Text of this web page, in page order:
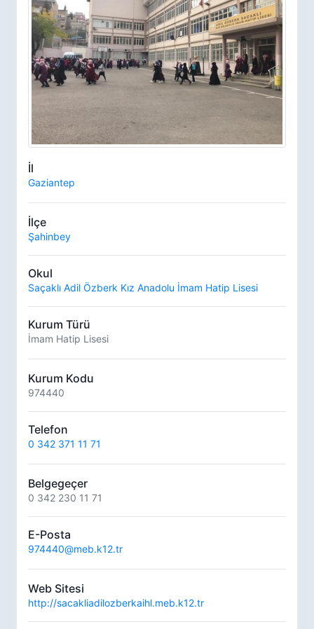
İl
Gaziantep
İlçe
Şahinbey
Okul
Saçaklı Adil Özberk Kız Anadolu İmam Hatip Lisesi
Kurum Türü
İmam Hatip Lisesi
Kurum Kodu
974440
Telefon
0 342 371 11 71
Belgegeçer
0 342 230 11 71
E-Posta
974440@meb.k12.tr
Web Sitesi
http://sacakliadilozberkaihl.meb.k12.tr